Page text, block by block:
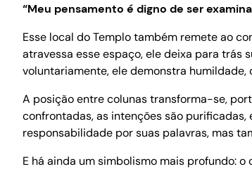
“Meu pensamento é digno de ser
Esse local do Templo também remete ao
atravessa esse espaço, ele deixa para
voluntariamente, ele demonstra
A posição entre colunas transforma-se,
confrontadas, as intenções são
responsabilidade por suas palavras, mas
E há ainda um simbolismo mais profundo: